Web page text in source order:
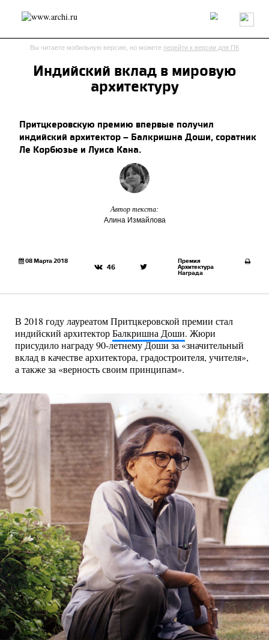
Россия Мир Технологии Интерьер Пресса
Архитекторы
Анонсы конкурсов
Обзор
Объект
Результаты конкурса
Репортаж
Рецензия Архитектура
Выставка
Дизайн
Иностранцы в России
Образование
Вы читаете мобильную версию, но можете перейти к версии для ПК
Индийский вклад в мировую
архитектуру
Притцкеровскую премию впервые получил
индийский архитектор – Балкришна Доши, соратник
Ле Корбюзье и Луиса Кана.
Автор текста:
Алина Измайлова
08 Марта 2018
46
Премия
Архитектура
Награда
В 2018 году лауреатом Притцкеровской премии стал
индийский архитекторБалкришна Доши. Жюри
присудило награду 90-летнему Доши за «значительный
вклад в качестве архитектора, градостроителя, учителя»,
а также за «верность своим принципам».